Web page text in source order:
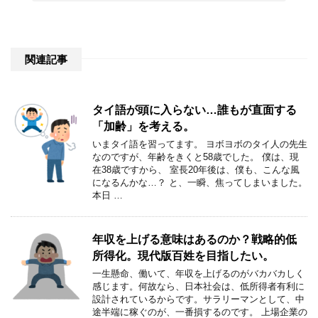
関連記事
タイ語が頭に入らない…誰もが直面する
「加齢」を考える。
いまタイ語を習ってます。 ヨボヨボのタイ人の先生
なのですが、年齢をきくと58歳でした。 僕は、現
在38歳ですから、 室長20年後は、僕も、こんな風
になるんかな…？ と、一瞬、焦ってしまいました。
本日 …
年収を上げる意味はあるのか？戦略的低
所得化。現代版百姓を目指したい。
一生懸命、働いて、年収を上げるのがバカバカしく
感じます。何故なら、日本社会は、低所得者有利に
設計されているからです。サラリーマンとして、中
途半端に稼ぐのが、一番損するのです。 上場企業の